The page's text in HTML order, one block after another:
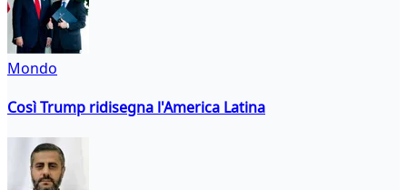
Mondo
Così Trump ridisegna l'America Latina